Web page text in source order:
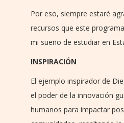
Por eso, siempre estaré
recursos que este
mi sueño de estudiar en
INSPIRACIÓN
El ejemplo inspirador de
el poder de la innovación
humanos para impactar